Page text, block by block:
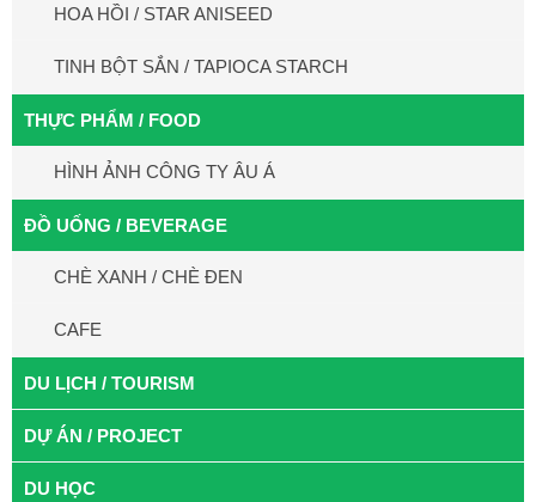
HOA HỒI / STAR ANISEED
TINH BỘT SẮN / TAPIOCA STARCH
THỰC PHẨM / FOOD
HÌNH ẢNH CÔNG TY ÂU Á
ĐỒ UỐNG / BEVERAGE
CHÈ XANH / CHÈ ĐEN
CAFE
DU LỊCH / TOURISM
DỰ ÁN / PROJECT
DU HỌC